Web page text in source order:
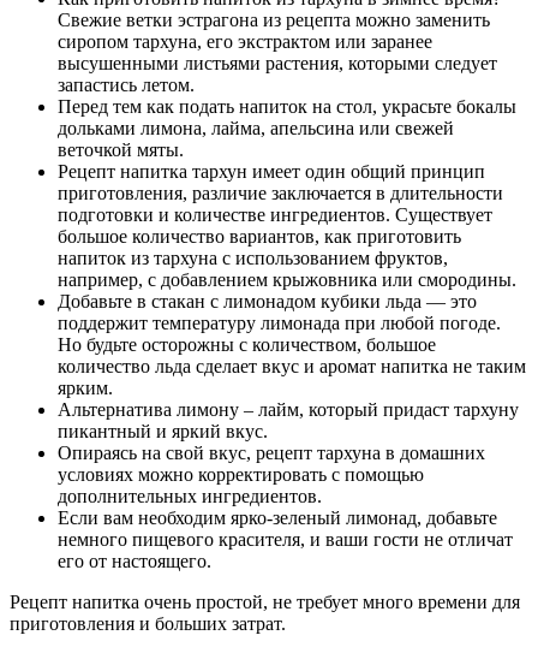
Свежие ветки эстрагона из рецепта можно заменить
сиропом тархуна, его экстрактом или заранее
высушенными листьями растения, которыми следует
запастись летом.
Перед тем как подать напиток на стол, украсьте бокалы
дольками лимона, лайма, апельсина или свежей
веточкой мяты.
Рецепт напитка тархун имеет один общий принцип
приготовления, различие заключается в длительности
подготовки и количестве ингредиентов. Существует
большое количество вариантов, как приготовить
напиток из тархуна с использованием фруктов,
например, с добавлением крыжовника или смородины.
Добавьте в стакан с лимонадом кубики льда — это
поддержит температуру лимонада при любой погоде.
Но будьте осторожны с количеством, большое
количество льда сделает вкус и аромат напитка не таким
ярким.
Альтернатива лимону – лайм, который придаст тархуну
пикантный и яркий вкус.
Опираясь на свой вкус, рецепт тархуна в домашних
условиях можно корректировать с помощью
дополнительных ингредиентов.
Если вам необходим ярко-зеленый лимонад, добавьте
немного пищевого красителя, и ваши гости не отличат
его от настоящего.
Рецепт напитка очень простой, не требует много времени для
приготовления и больших затрат.